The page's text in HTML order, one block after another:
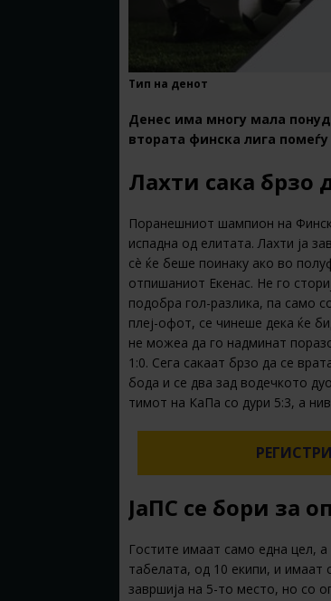
Тип на денот
Денес има многу мала
втората финска лига
Лахти сака брзо
Поранешниот шампион на
испадна од елитата. Лахти ја
сè ќе беше поинаку ако во
отпишаниот Екенас. Не го
подобра гол-разлика, па само
плеј-офот, се чинеше дека ќе
не можеа да го надминат
1:0. Сега сакаат брзо да се
бода и се два зад водечкото
тимот на КаПа со дури 5:3, а
ЈаПС се бори за
Гостите имаат само една цел,
табелата, од 10 екипи, и
завршија на 5-то место, но со